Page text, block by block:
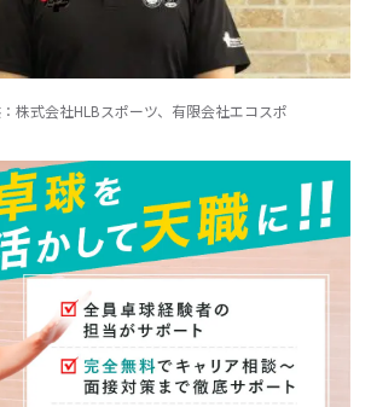
株式会社HLBスポーツ、有限会社エコスポ